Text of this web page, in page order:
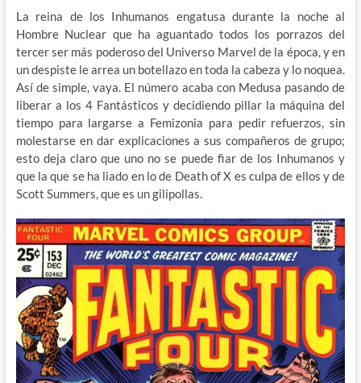
La reina de los Inhumanos engatusa durante la noche al
Hombre Nuclear que ha aguantado todos los porrazos del
tercer ser más poderoso del Universo Marvel de la época, y en
un despiste le arrea un botellazo en toda la cabeza y lo noquea.
Así de simple, vaya. El número acaba con Medusa pasando de
liberar a los 4 Fantásticos y decidiendo pillar la máquina del
tiempo para largarse a Femizonia para pedir refuerzos, sin
molestarse en dar explicaciones a sus compañeros de grupo;
esto deja claro que uno no se puede fiar de los Inhumanos y
que la que se ha liado en lo de Death of X es culpa de ellos y de
Scott Summers, que es un gilipollas.